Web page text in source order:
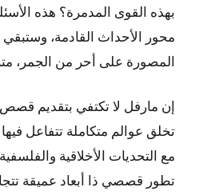
بهذه القوى المدمرة؟ هذه
محور الأحداث القادمة،
المصورة على أحر من الجمر،
إن مارفل لا تكتفي بتقديم قصص
تخلق عوالم متكاملة تتفاعل
مع التحديات الأخلاقية
تطور قصصي ذا أبعاد عميقة